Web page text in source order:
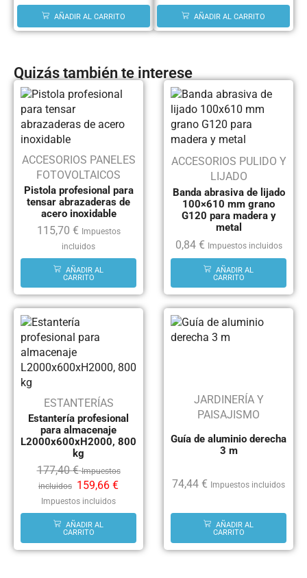
AÑADIR AL CARRITO AÑADIR AL CARRITO
Quizás también te interese
ACCESORIOS PANELES
FOTOVOLTAICOS
Pistola profesional para
tensar abrazaderas de
acero inoxidable
115,70 € Impuestos
incluidos
AÑADIR AL
CARRITO
ACCESORIOS PULIDO Y
LIJADO
Banda abrasiva de lijado
100×610 mm grano
G120 para madera y
metal
0,84 € Impuestos incluidos
AÑADIR AL
CARRITO
ESTANTERÍAS
Estantería profesional
para almacenaje
L2000x600xH2000, 800
kg
177,40€ Impuestos
incluidos 159,66 €
Impuestos incluidos
AÑADIR AL
CARRITO
JARDINERÍA Y
PAISAJISMO
Guía de aluminio derecha
3 m
74,44 € Impuestos incluidos
AÑADIR AL
CARRITO